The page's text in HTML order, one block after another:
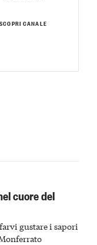
SCOPRI CANALE
cuore del
gustare i sapori